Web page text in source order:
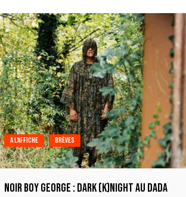
A l'affiche Brèves
Noir Boy George : Dark (k)Night au Dada